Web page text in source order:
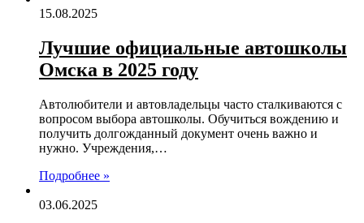
15.08.2025
Лучшие официальные автошколы
Омска в 2025 году
Автолюбители и автовладельцы часто сталкиваются с
вопросом выбора автошколы. Обучиться вождению и
получить долгожданный документ очень важно и
нужно. Учреждения,…
Подробнее »
03.06.2025